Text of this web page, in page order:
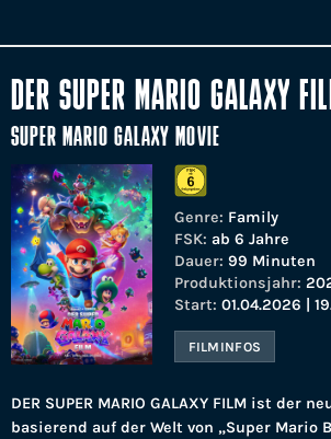
DER SUPER MARIO GALAXY
SUPER MARIO GALAXY MOVIE
Genre: Family
FSK: ab 6 Jahre
Dauer: 99 Minuten
Produktionsjahr:
Start: 01.04.2026 |
FILMINFOS
DER SUPER MARIO GALAXY FILM ist der
basierend auf der Welt von „Super Mario